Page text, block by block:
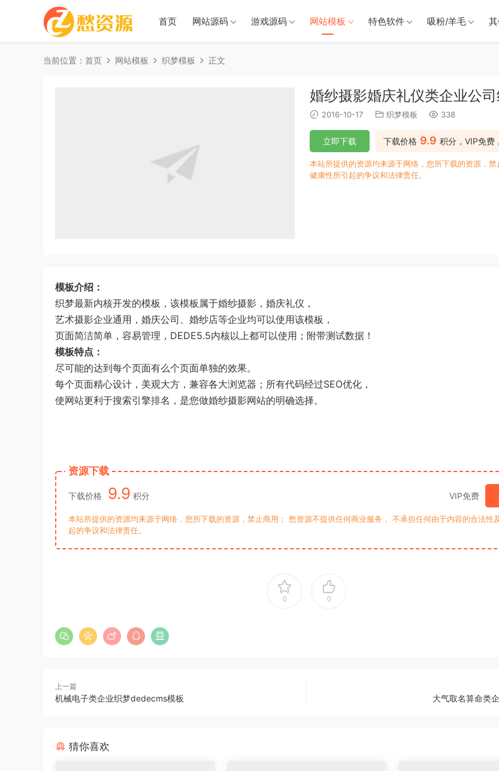
首页 网站源码 游戏源码 网站模板 特色软件 吸粉/羊毛
当前位置： 首页 网站模板 织梦模板 正文
婚纱摄影婚庆礼仪类企业公
2016-10-17 织梦模板 338
下载价格 9.9 积分，VIP免费
立即下载
本站所提供的资源均来源于网络，您所下载的资源，
健康性所引起的争议和法律责任。
模板介绍：
织梦最新内核开发的模板，该模板属于婚纱摄影，婚庆礼仪，
艺术摄影企业通用，婚庆公司、婚纱店等企业均可以使用该模板，
页面简洁简单，容易管理，DEDE5.5内核以上都可以使用；附带测试数据！
模板特点：
尽可能的达到每个页面有么个页面单独的效果。
每个页面精心设计，美观大方，兼容各大浏览器；所有代码经过SEO优化，
使网站更利于搜索引擎排名，是您做婚纱摄影网站的明确选择。
资源下载
下载价格 9.9 积分 VIP免费
本站所提供的资源均来源于网络，您所下载的资源，禁止商用； 愁资源不提供任何商业服务， 不承担任何由于内容的合法性
起的争议和法律责任。
0 0
上一篇
机械电子类企业织梦dedecms模板 大气取名算命类
猜你喜欢